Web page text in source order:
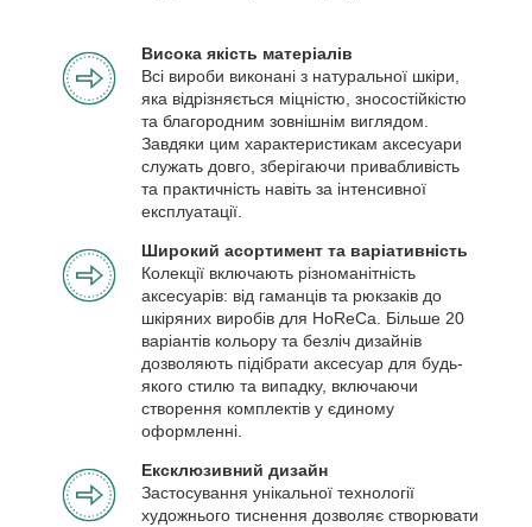
Висока якість матеріалів
Всі вироби виконані з натуральної шкіри,
яка відрізняється міцністю, зносостійкістю
та благородним зовнішнім виглядом.
Завдяки цим характеристикам аксесуари
служать довго, зберігаючи привабливість
та практичність навіть за інтенсивної
експлуатації.
Широкий асортимент та варіативність
Колекції включають різноманітність
аксесуарів: від гаманців та рюкзаків до
шкіряних виробів для HoReCa. Більше 20
варіантів кольору та безліч дизайнів
дозволяють підібрати аксесуар для будь-
якого стилю та випадку, включаючи
створення комплектів у єдиному
оформленні.
Ексклюзивний дизайн
Застосування унікальної технології
художнього тиснення дозволяє створювати